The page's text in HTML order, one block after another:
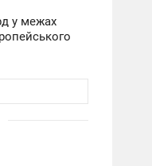
у межах